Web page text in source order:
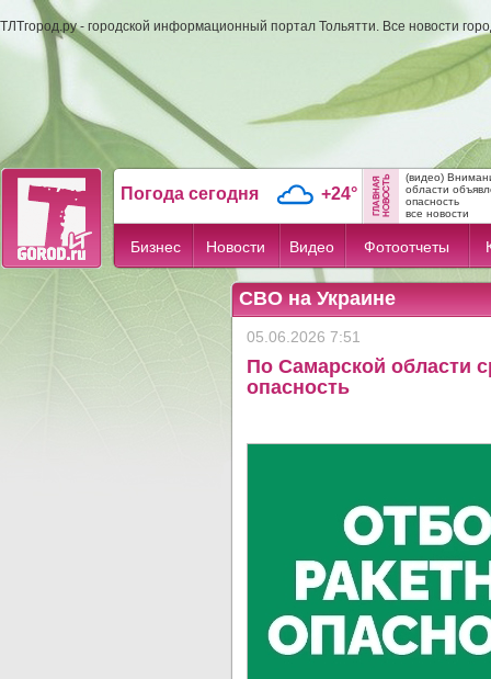
ТЛТгород.ру - городской информационный портал Тольятти. Все новости
Погода сегодня +24°
(видео)
области
опасность
все новости
Бизнес Новости Видео Фотоотчеты
СВО на Украине
05.06.2026 7:51
По Самарской области
опасность